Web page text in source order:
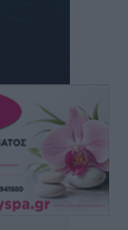
της νέας
μία